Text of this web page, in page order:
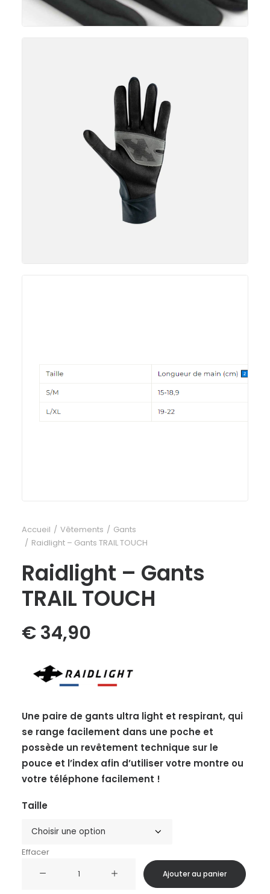
Accueil Vêtements
Gants
Raidlight – Gants TRAIL TOUCH
Raidlight – Gants
TRAIL TOUCH
€34,90
Une paire de gants ultra light et respirant, qui
se range facilement dans une poche et
possède un revêtement technique sur le
pouce et l’index afin d’utiliser votre montre ou
votre téléphone facilement !
Taille
Effacer
Ajouter au panier